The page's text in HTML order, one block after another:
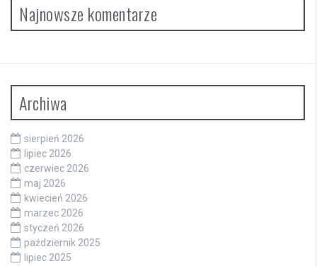
Najnowsze komentarze
Archiwa
sierpień 2026
lipiec 2026
czerwiec 2026
maj 2026
kwiecień 2026
marzec 2026
styczeń 2026
październik 2025
lipiec 2025